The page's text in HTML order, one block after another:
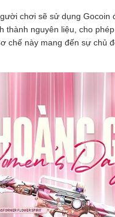
chơi sẽ sử dụng
nguyên liệu, cho
chế này mang đến sự chủ